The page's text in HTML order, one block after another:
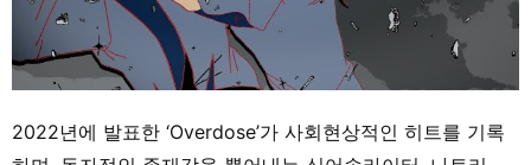
2022년에 발표한 ‘Overdose’가 사회현상적인 히트를 기록